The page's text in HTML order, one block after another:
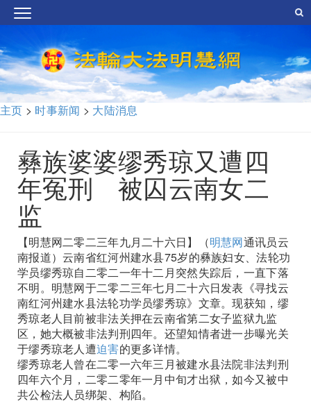
主页 > 时事新闻 > 大陆消息
彝族婆婆缪秀琼又遭四
年冤刑 被囚云南女二
监
【明慧网二零二三年九月二十六日】（明慧网通讯员云
南报道）云南省红河州建水县75岁的彝族妇女、法轮功
学员缪秀琼自二零二一年十二月突然失踪后，一直下落
不明。明慧网于二零二三年七月二十六日发表《寻找云
南红河州建水县法轮功学员缪秀琼》文章。现获知，缪
秀琼老人目前被非法关押在云南省第二女子监狱九监
区，她大概被非法判刑四年。还望知情者进一步曝光关
于缪秀琼老人遭迫害的更多详情。
缪秀琼老人曾在二零一六年三月被建水县法院非法判刑
四年六个月，二零二零年一月中旬才出狱，如今又被中
共公检法人员绑架、构陷。